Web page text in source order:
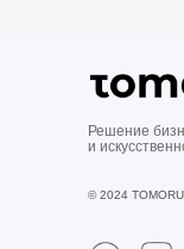
© 2024 TOMORU
Решение
и